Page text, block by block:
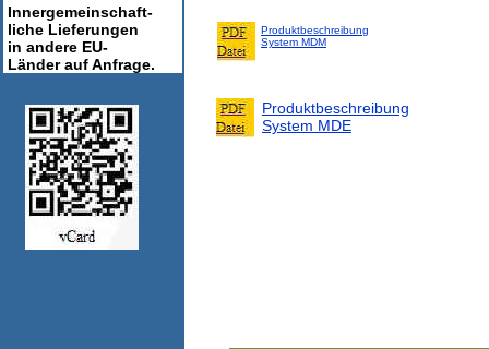
Innergemeinschaft-
liche Lieferungen
in andere EU-
Länder auf Anfrage.
Produktbeschreibung
System MDM
Produktbeschreibung
System MDE